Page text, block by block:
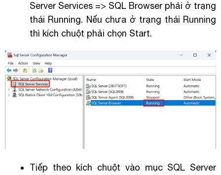
Server Services => SQL Browser phải ở trạng
thái Running. Nếu chưa ở trạng thái Running
thì kích chuột phải chọn Start.
Tiếp theo kích chuột vào mục SQL Server